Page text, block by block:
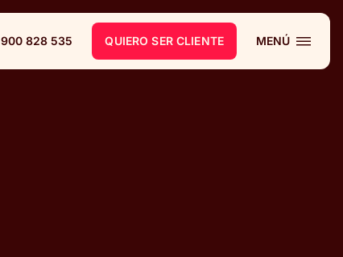
900 828 535 QUIERO SER CLIENTE MENÚ